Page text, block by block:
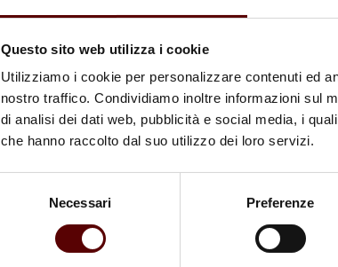
Questo sito web utilizza i cookie
Utilizziamo i cookie per personalizzare contenuti ed
nostro traffico. Condividiamo inoltre informazioni sul
di analisi dei dati web, pubblicità e social media, i
che hanno raccolto dal suo utilizzo dei loro servizi.
Necessari Preferenze